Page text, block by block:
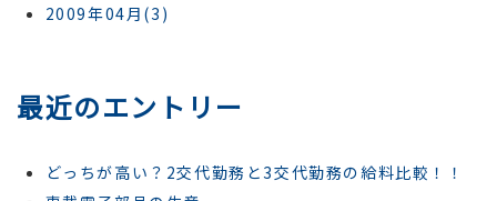
2009年04月(3)
最近のエントリー
どっちが高い？2交代勤務と3交代勤務の給料比較！！